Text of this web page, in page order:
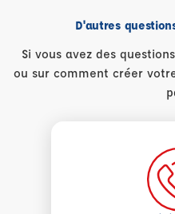
D'autres
Si vous avez des
ou sur comment créer